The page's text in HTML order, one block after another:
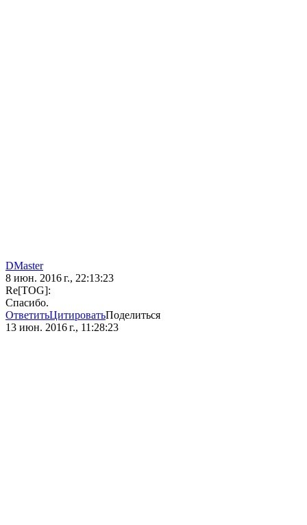
DMaster
8 июн. 2016 г., 22:13:23
Re[TOG]:
Спасибо.
ОтветитьЦитироватьПоделиться
13 июн. 2016 г., 11:28:23